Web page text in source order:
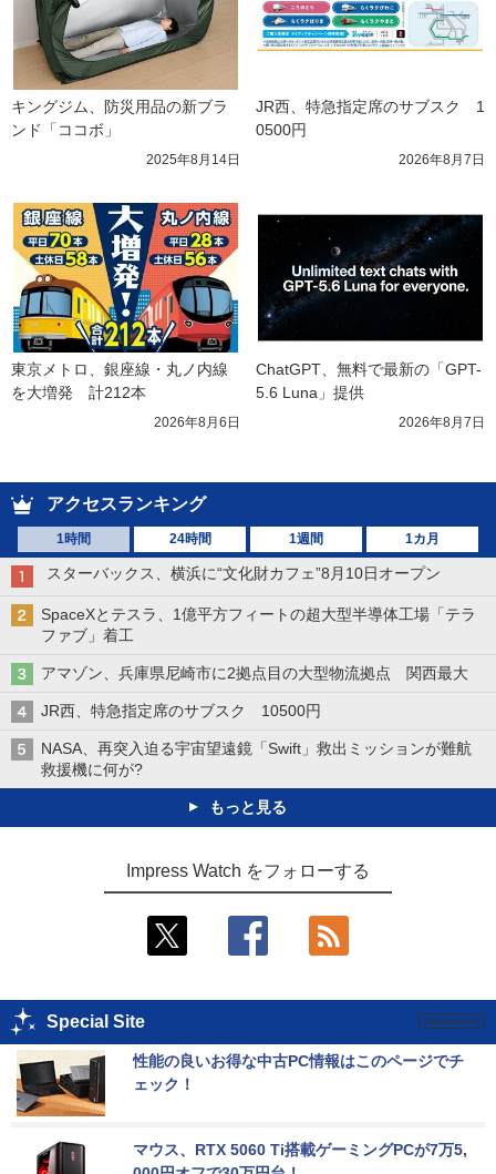
キングジム、防災用品の新ブラ
ンド「ココボ」
2025年8月14日
JR西、特急指定席のサブスク　1
0500円
2026年8月7日
東京メトロ、銀座線・丸ノ内線
を大増発　計212本
2026年8月6日
ChatGPT、無料で最新の「GPT-
5.6 Luna」提供
2026年8月7日
アクセスランキング
1時間 24時間 1週間 1カ月
スターバックス、横浜に“文化財カフェ”8月10日オープン
SpaceXとテスラ、1億平方フィートの超大型半導体工場「テラ
ファブ」着工
アマゾン、兵庫県尼崎市に2拠点目の大型物流拠点 関西最大
JR西、特急指定席のサブスク 10500円
NASA、再突入迫る宇宙望遠鏡「Swift」救出ミッションが難航
救援機に何が?
もっと見る
Impress Watch をフォローする
Special Site
性能の良いお得な中古PC情報はこのページでチ
ェック！
マウス、RTX 5060 Ti搭載ゲーミングPCが7万5,